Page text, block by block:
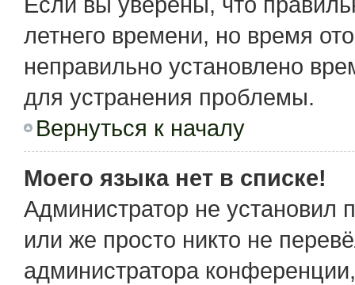
летнего времени, но время
неправильно установлено
для устранения проблемы.
Вернуться к началу
Моего языка нет в списке!
Администратор не установил
или же просто никто не
администратора